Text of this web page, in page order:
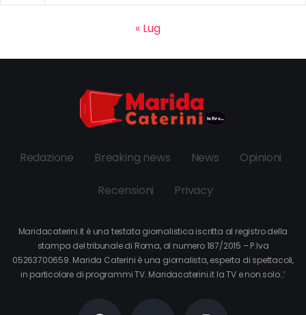
« Lug
Redazione Breaking news News Opinioni
Recensioni Privacy
Maridacaterini.it è una testata giornalistica iscritta al registro della
stampa del tribunale di Roma, al numero 187/2015 – P.Iva
05263700659. Marida Caterini è una giornalista, esperta di spettacoli,
in particolare di programmi TV. Maridacaterini.it la TV e non solo…’